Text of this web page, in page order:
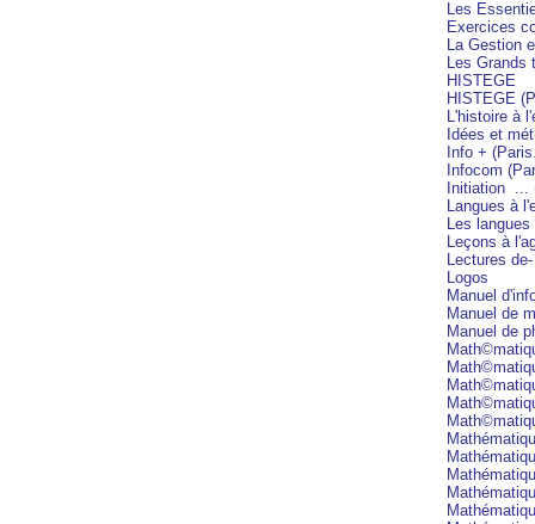
Les
Exercices
La Gestion
Les Grands
HISTEGE
HISTEGE
L'histoire à
Idées et
Info +
Infocom
Initiation ...
Langues à
Les
Leçons à
Lectures de-
Logos
Manuel
Manuel de
Manuel de